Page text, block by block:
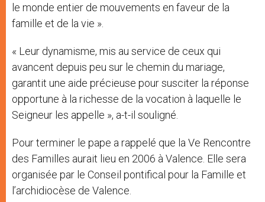
le monde entier de mouvements en faveur de la
famille et de la vie ».
« Leur dynamisme, mis au service de ceux qui
avancent depuis peu sur le chemin du mariage,
garantit une aide précieuse pour susciter la réponse
opportune à la richesse de la vocation à laquelle le
Seigneur les appelle », a-t-il souligné.
Pour terminer le pape a rappelé que la Ve Rencontre
des Familles aurait lieu en 2006 à Valence. Elle sera
organisée par le Conseil pontifical pour la Famille et
l’archidiocèse de Valence.